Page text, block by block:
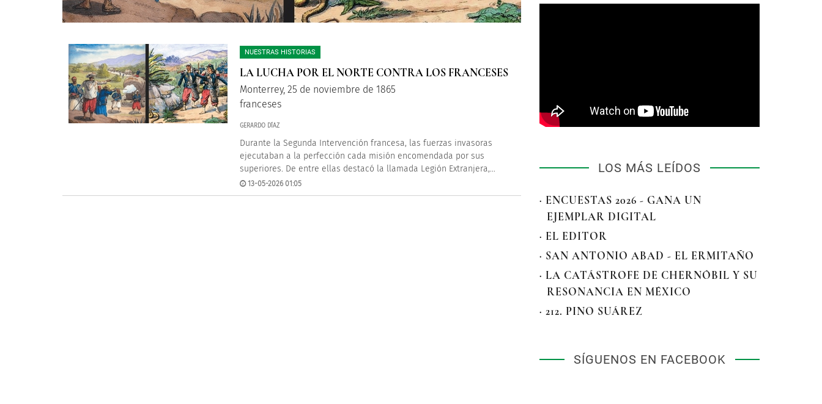
NUESTRAS HISTORIAS
LA LUCHA POR EL NORTE CONTRA LOS FRANCESES
Monterrey, 25 de noviembre de 1865
franceses
GERARDO DÍAZ
Durante la Segunda Intervención francesa, las fuerzas invasoras
ejecutaban a la perfección cada misión encomendada por sus
superiores. De entre ellas destacó la llamada Legión Extranjera,...
13-05-2026 01:05
LOS MÁS LEÍDOS
· ENCUESTAS 2026 - GANA UN
EJEMPLAR DIGITAL
· EL EDITOR
· SAN ANTONIO ABAD - EL ERMITAÑO
· LA CATÁSTROFE DE CHERNÓBIL Y SU
RESONANCIA EN MÉXICO
· 212. PINO SUÁREZ
SÍGUENOS EN FACEBOOK